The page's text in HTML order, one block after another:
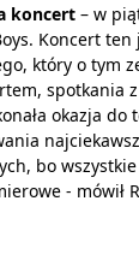
koncert – w
Koncert ten
który o tym
spotkania
okazja do
bo
- mówił